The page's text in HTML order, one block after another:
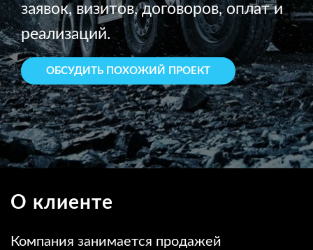
заявок, визитов, договоров, оплат и
реализаций.
ОБСУДИТЬ ПОХОЖИЙ ПРОЕКТ
О клиенте
Компания занимается продажей